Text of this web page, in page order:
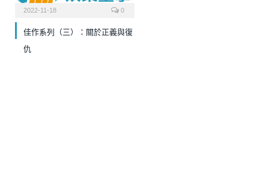
2022-11-18 0
佳作系列（三）：關於正義與復
仇